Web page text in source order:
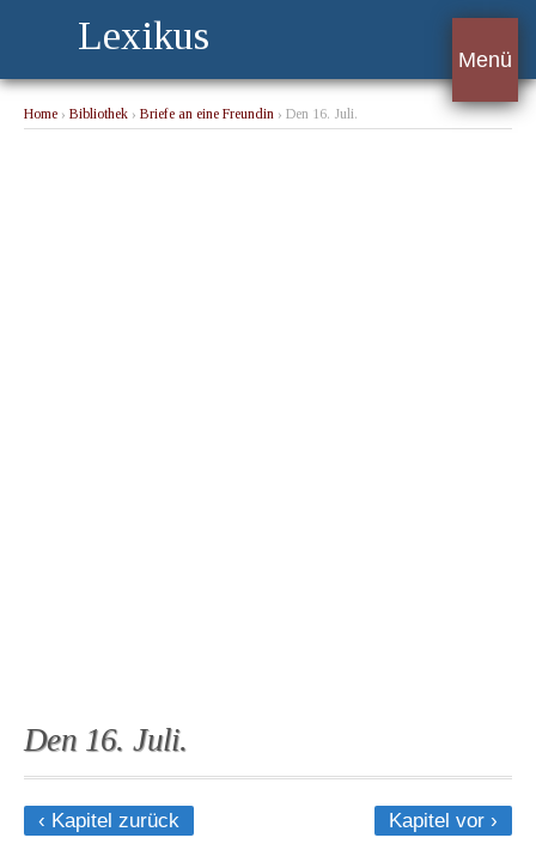
Lexikus
Menü
Home › Bibliothek › Briefe an eine Freundin › Den 16. Juli.
Den 16. Juli.
‹ Kapitel zurück Kapitel vor ›